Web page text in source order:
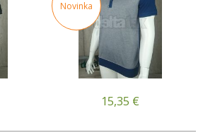
Novinka
15,35 €